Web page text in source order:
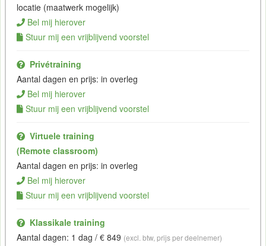
locatie (maatwerk mogelijk)
Bel mij hierover
Stuur mij een vrijblijvend voorstel
Privétraining
Aantal dagen en prijs: in overleg
Bel mij hierover
Stuur mij een vrijblijvend voorstel
Virtuele training
(Remote classroom)
Aantal dagen en prijs: in overleg
Bel mij hierover
Stuur mij een vrijblijvend voorstel
Klassikale training
Aantal dagen: 1 dag / € 849 (excl. btw, prijs per deelnemer)